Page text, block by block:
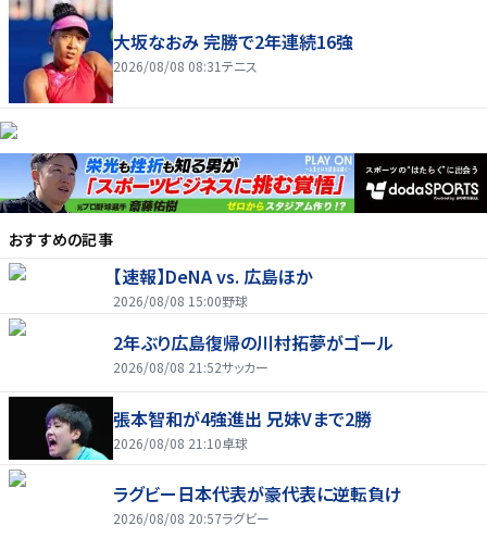
大坂なおみ 完勝で2年連続16強
2026/08/08 08:31テニス
おすすめの記事
【速報】DeNA vs. 広島ほか
2026/08/08 15:00野球
2年ぶり広島復帰の川村拓夢がゴール
2026/08/08 21:52サッカー
張本智和が4強進出 兄妹Vまで2勝
2026/08/08 21:10卓球
ラグビー日本代表が豪代表に逆転負け
2026/08/08 20:57ラグビー